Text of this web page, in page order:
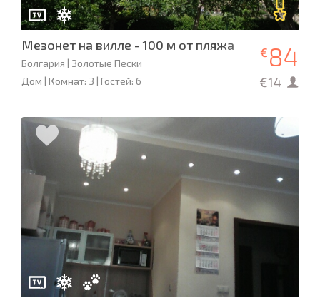
Мезонет на вилле - 100 м от пляжа
Болгария | Золотые Пески
Дом | Комнат: 3 | Гостей: 6
€ 84
€14